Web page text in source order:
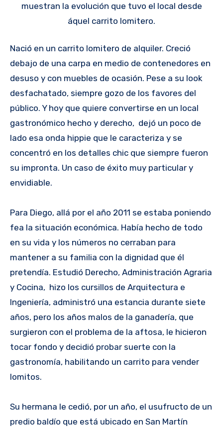
muestran la evolución que tuvo el local desde
áquel carrito lomitero.
Nació en un carrito lomitero de alquiler. Creció
debajo de una carpa en medio de contenedores en
desuso y con muebles de ocasión. Pese a su look
desfachatado, siempre gozo de los favores del
público. Y hoy que quiere convertirse en un local
gastronómico hecho y derecho, dejó un poco de
lado esa onda hippie que le caracteriza y se
concentró en los detalles chic que siempre fueron
su impronta. Un caso de éxito muy particular y
envidiable.
Para Diego, allá por el año 2011 se estaba poniendo
fea la situación económica. Había hecho de todo
en su vida y los números no cerraban para
mantener a su familia con la dignidad que él
pretendía. Estudió Derecho, Administración Agraria
y Cocina, hizo los cursillos de Arquitectura e
Ingeniería, administró una estancia durante siete
años, pero los años malos de la ganadería, que
surgieron con el problema de la aftosa, le hicieron
tocar fondo y decidió probar suerte con la
gastronomía, habilitando un carrito para vender
lomitos.
Su hermana le cedió, por un año, el usufructo de un
predio baldío que está ubicado en San Martín